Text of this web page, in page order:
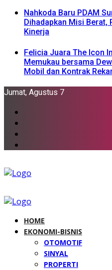
Nahkoda Baru PDAM
Dihadapkan Misi Berat,
Kinerja
Felicia Juara The Icon
Memukau bersama
Mobil dan Kontrak
Jumat, Agustus 7
HOME
EKONOMI-BISNIS
OTOMOTIF
SINYAL
PROPERTI